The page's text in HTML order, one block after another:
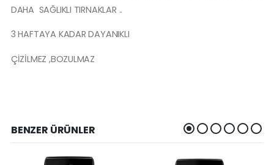
DAHA SAĞLIKLI TIRNAKLAR ..
3 HAFTAYA KADAR DAYANIKLI
ÇİZİLMEZ ,BOZULMAZ
BENZER ÜRÜNLER